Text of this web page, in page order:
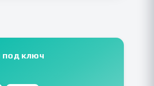
под ключ